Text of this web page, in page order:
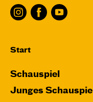
Start
Schauspiel
Junges Schauspiel